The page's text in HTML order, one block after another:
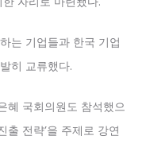
는 기업들과 한국 기업
히 교류했다.
혜 국회의원도 참석했으
출 전략’을 주제로 강연